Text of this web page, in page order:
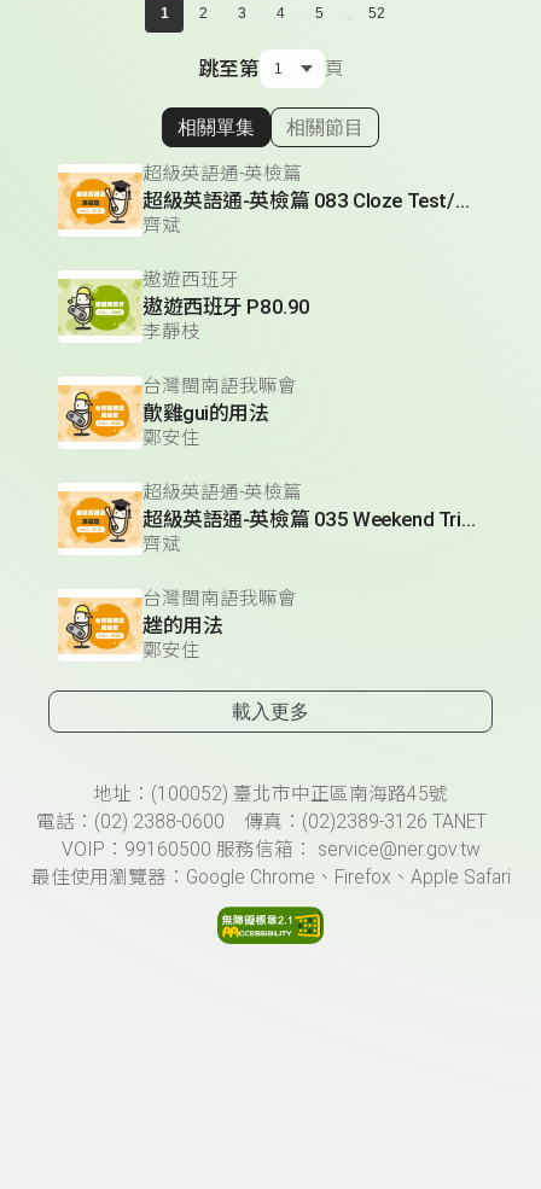
1 2 3 4 5 ... 52
跳至第 頁
顯示相關單集
相關單集 相關節目
超級英語通-英檢篇
超級英語通-英檢篇 083 Cloze Test/段落填空-13
齊斌
遨遊西班牙
遨遊西班牙 P80.90
李靜枝
台灣閩南語我嘛會
歕雞gui的用法
鄭安住
超級英語通-英檢篇
超級英語通-英檢篇 035 Weekend Trip- 週末旅遊
齊斌
台灣閩南語我嘛會
趖的用法
鄭安住
載入更多
頁尾資訊地址：(100052) 臺北市中正區南海路45號
電話：(02) 2388-0600 傳真：(02)2389-3126 TANET
VOIP：99160500 服務信箱： service@ner.gov.tw
最佳使用瀏覽器：Google Chrome、Firefox、Apple Safari